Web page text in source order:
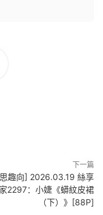
下一篇
趣向] 2026.03.19 絲享
家2297：小婕《蟒紋皮裙
（下）》[88P]